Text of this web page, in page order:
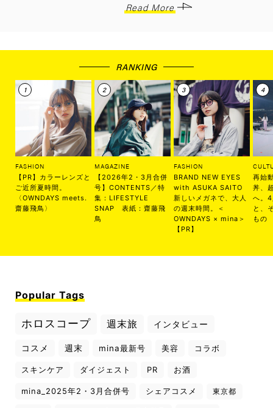
Read More
RANKING
FASHION
【PR】カラーレンズと
ご近所夏時間。
〈OWNDAYS meets.
齋藤飛鳥〉
MAGAZINE
【2026年2・3月合併
号】CONTENTS／特
集：LIFESTYLE
SNAP 表紙：齋藤飛
鳥
FASHION
BRAND NEW EYES
with ASUKA SAITO
新しいメガネで、大人
の週末時間。＜
OWNDAYS × mina＞
【PR】
再始
丼、
へ。
と、
もの
Popular Tags
ホロスコープ 週末旅 インタビュー
コスメ 週末 mina最新号 美容 コラボ
スキンケア ダイジェスト PR お酒
mina_2025年2・3月合併号 シェアコスメ 東京都